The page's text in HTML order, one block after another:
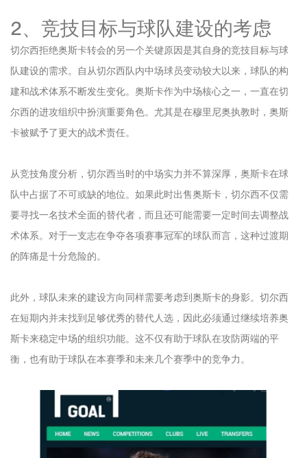
2、竞技目标与球队建设的考虑
切尔西拒绝奥斯卡转会的另一个关键原因是其自身的竞技目标与球
队建设的需求。自从切尔西队内中场球员变动较大以来，球队的构
建和战术体系不断发生变化。奥斯卡作为中场核心之一，一直在切
尔西的进攻组织中扮演重要角色。尤其是在穆里尼奥执教时，奥斯
卡被赋予了更大的战术责任。
从竞技角度分析，切尔西当时的中场实力并不算深厚，奥斯卡在球
队中占据了不可或缺的地位。如果此时出售奥斯卡，切尔西不仅需
要寻找一名技术全面的替代者，而且还可能需要一定时间去调整战
术体系。对于一支志在争夺各项赛事冠军的球队而言，这种过渡期
的阵痛是十分危险的。
此外，球队未来的建设方向同样需要考虑到奥斯卡的身影。切尔西
在短期内并未找到足够优秀的替代人选，因此必须通过继续培养奥
斯卡来稳定中场的组织功能。这不仅有助于球队在攻防两端的平
衡，也有助于球队在本赛季和未来几个赛季中的竞争力。